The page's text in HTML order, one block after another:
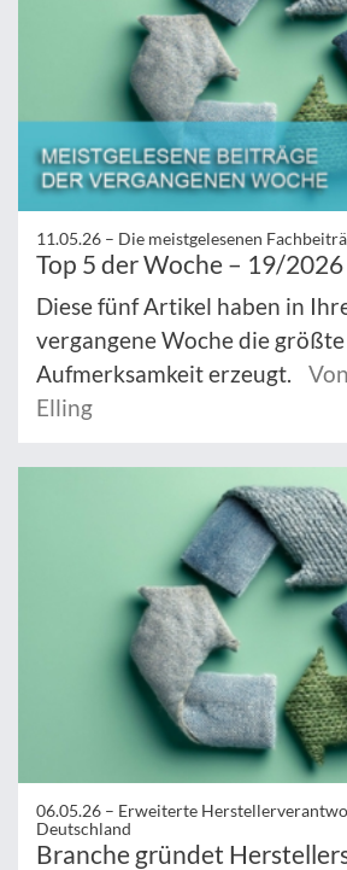
11.05.26 – Die meistgelesenen
Top 5 der Woche – 19/2026
Diese fünf Artikel haben in
vergangene Woche die größte
Aufmerksamkeit erzeugt.
Elling
06.05.26 – Erweiterte
Deutschland
Branche gründet